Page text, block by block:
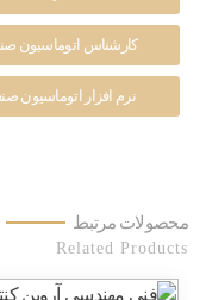
کارشناس اتوماسیون
نرم افزار اتوماسیون
محصولات مرتبط
Related Products